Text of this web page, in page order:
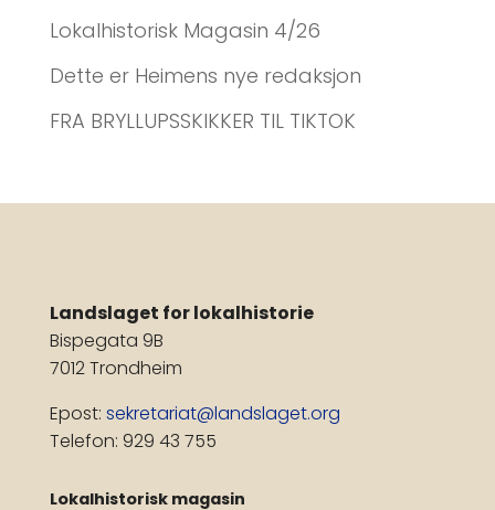
Lokalhistorisk Magasin 4/26
Dette er Heimens nye redaksjon
FRA BRYLLUPSSKIKKER TIL TIKTOK
Landslaget for lokalhistorie
Bispegata 9B
7012 Trondheim
Epost: sekretariat@landslaget.org
Telefon: 929 43 755
Lokalhistorisk magasin